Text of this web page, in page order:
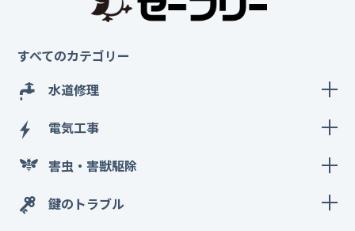
すべてのカテゴリー
水道修理
電気工事
害虫・害獣駆除
鍵のトラブル